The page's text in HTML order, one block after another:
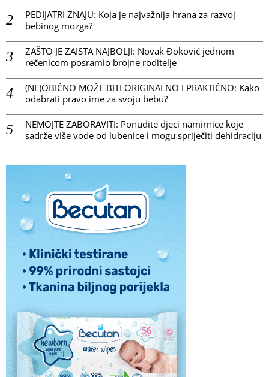
PEDIJATRI ZNAJU: Koja je najvažnija hrana za razvoj
bebinog mozga?
ZAŠTO JE ZAISTA NAJBOLJI: Novak Đoković jednom
rečenicom posramio brojne roditelje
(NE)OBIČNO MOŽE BITI ORIGINALNO I PRAKTIČNO: Kako
odabrati pravo ime za svoju bebu?
NEMOJTE ZABORAVITI: Ponudite djeci namirnice koje
sadrže više vode od lubenice i mogu spriječiti dehidraciju